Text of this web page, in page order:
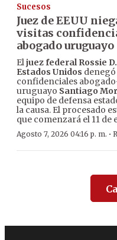
Sucesos
Juez de EEUU
visitas
abogado uruguayo
Eljuez federal Rossie
Estados Unidos denegó
confidenciales
uruguayo Santiago
equipo de defensa
la causa. El procesado
que comenzará el 11 de
Agosto 7, 2026 04:16 p. m. ·